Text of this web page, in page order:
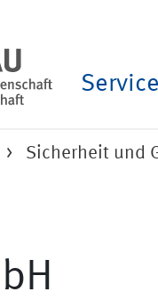
Service
Sicherheit und